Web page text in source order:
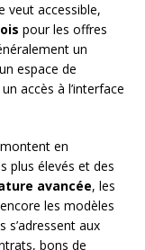
veut accessible,
pour les offres
un
espace de
accès à l’interface
montent en
plus élevés et des
avancée, les
les modèles
s’adressent aux
bons de